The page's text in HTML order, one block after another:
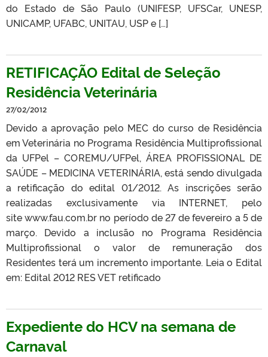
do Estado de São Paulo (UNIFESP, UFSCar, UNESP,
UNICAMP, UFABC, UNITAU, USP e […]
RETIFICAÇÃO Edital de Seleção
Residência Veterinária
27/02/2012
Devido a aprovação pelo MEC do curso de Residência
em Veterinária no Programa Residência Multiprofissional
da UFPel – COREMU/UFPel, ÁREA PROFISSIONAL DE
SAÚDE – MEDICINA VETERINÁRIA, está sendo divulgada
a retificação do edital 01/2012. As inscrições serão
realizadas exclusivamente via INTERNET, pelo
site www.fau.com.br no período de 27 de fevereiro a 5 de
março. Devido a inclusão no Programa Residência
Multiprofissional o valor de remuneração dos
Residentes terá um incremento importante. Leia o Edital
em: Edital 2012 RES VET retificado
Expediente do HCV na semana de
Carnaval